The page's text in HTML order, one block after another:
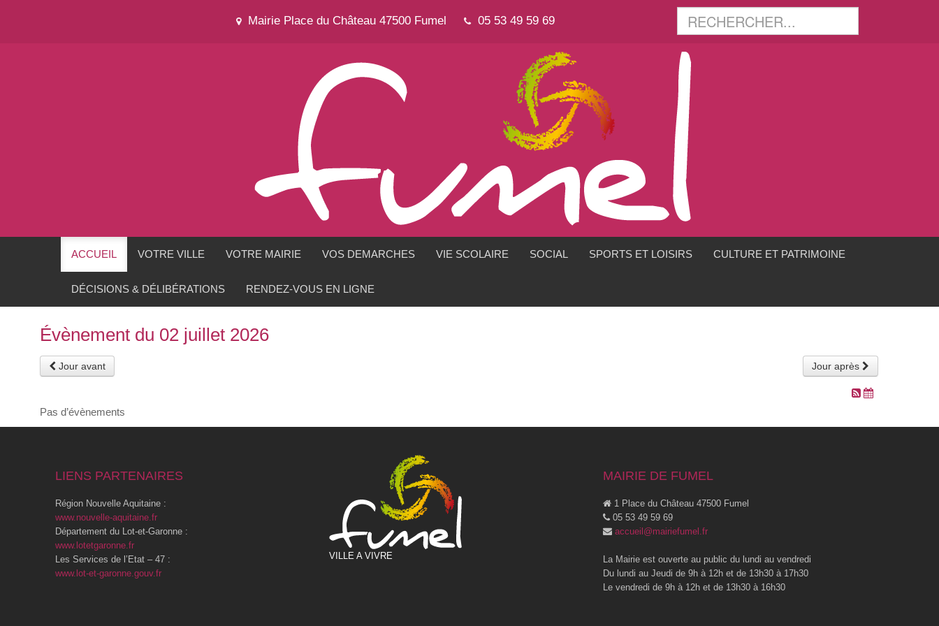
Mairie Place du Château 47500 Fumel 05 53 49 59 69
ACCUEIL VOTRE VILLE VOTRE MAIRIE VOS DEMARCHES VIE SCOLAIRE SOCIAL SPORTS ET LOISIRS CULTURE ET PATRIMOINE
DÉCISIONS & DÉLIBÉRATIONS RENDEZ-VOUS EN LIGNE
Évènement du 02 juillet 2026
Jour avant Jour après
Pas d’évènements
LIENS PARTENAIRES
Région Nouvelle Aquitaine :
www.nouvelle-aquitaine.fr
Département du Lot-et-Garonne :
www.lotetgaronne.fr
Les Services de l’Etat – 47 :
www.lot-et-garonne.gouv.fr
VILLE A VIVRE
MAIRIE DE FUMEL
1 Place du Château 47500 Fumel
05 53 49 59 69
accueil@mairiefumel.fr
La Mairie est ouverte au public du lundi au vendredi
Du lundi au Jeudi de 9h à 12h et de 13h30 à 17h30
Le vendredi de 9h à 12h et de 13h30 à 16h30